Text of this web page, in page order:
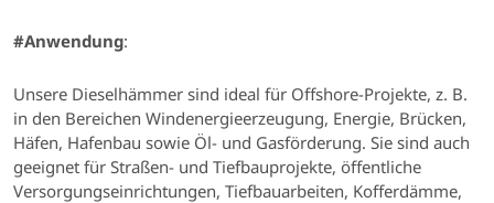
#Anwendung:
Unsere Dieselhämmer sind ideal für Offshore-Projekte, z. B.
in den Bereichen Windenergieerzeugung, Energie, Brücken,
Häfen, Hafenbau sowie Öl- und Gasförderung. Sie sind auch
geeignet für Straßen- und Tiefbauprojekte, öffentliche
Versorgungseinrichtungen, Tiefbauarbeiten, Kofferdämme,